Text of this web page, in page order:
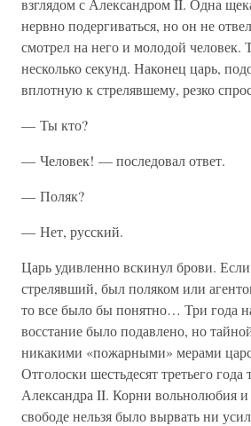
взглядом с Александром II. Одна
нервно подергиваться, но он не
смотрел на него и молодой человек.
несколько секунд. Наконец царь,
вплотную к стрелявшему, резко
— Ты кто?
— Человек! — последовал ответ.
— Поляк?
— Нет, русский.
Царь удивленно вскинул брови.
стрелявший, был поляком или
то все было бы понятно… Три года
восстание было подавлено, но
никакими «пожарными» мерами
Отголоски шестьдесят третьего года
Александра II. Корни вольнолюбия и
свободе нельзя было вырвать ни